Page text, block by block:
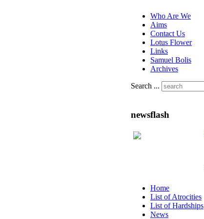
Who Are We
Aims
Contact Us
Lotus Flower
Links
Samuel Bolis
Archives
Search ...
newsflash
Home
List of Atrocities
List of Hardships
News